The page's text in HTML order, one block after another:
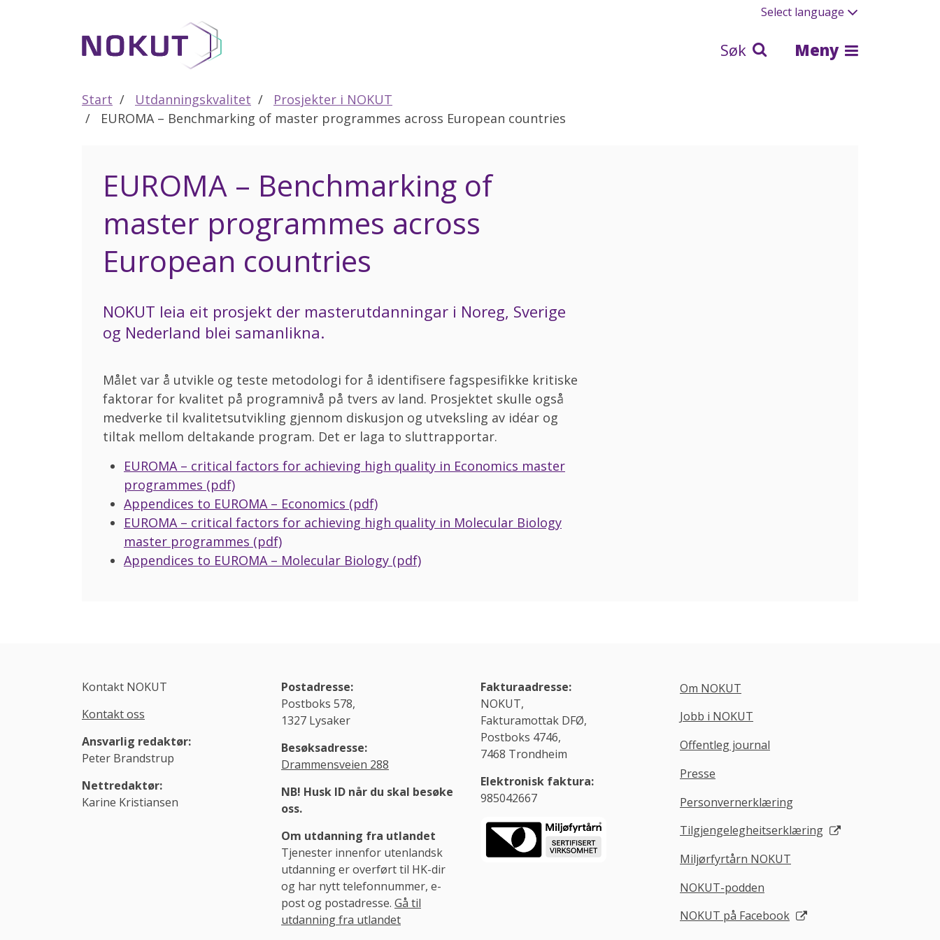
Select language
Søk Meny
Start Utdanningskvalitet
Prosjekter i NOKUT
EUROMA – Benchmarking of master programmes across European countries
EUROMA – Benchmarking of
master programmes across
European countries
NOKUT leia eit prosjekt der masterutdanningar i Noreg, Sverige
og Nederland blei samanlikna.
Målet var å utvikle og teste metodologi for å identifisere fagspesifikke kritiske
faktorar for kvalitet på programnivå på tvers av land. Prosjektet skulle også
medverke til kvalitetsutvikling gjennom diskusjon og utveksling av idéar og
tiltak mellom deltakande program. Det er laga to sluttrapportar.
EUROMA – critical factors for achieving high quality in Economics master
programmes (pdf)
Appendices to EUROMA – Economics (pdf)
EUROMA – critical factors for achieving high quality in Molecular Biology
master programmes (pdf)
Appendices to EUROMA – Molecular Biology (pdf)
Kontakt NOKUT
Kontakt oss
Ansvarlig redaktør:
Peter Brandstrup
Nettredaktør:
Karine Kristiansen
Postadresse:
Postboks 578,
1327 Lysaker
Besøksadresse:
Drammensveien 288
NB! Husk ID når du skal besøke
oss.
Om utdanning fra utlandet
Tjenester innenfor utenlandsk
utdanning er overført til HK-dir
og har nytt telefonnummer, e-
post og postadresse. Gå til
utdanning fra utlandet
Fakturaadresse:
NOKUT,
Fakturamottak DFØ,
Postboks 4746,
7468 Trondheim
Elektronisk faktura:
985042667
Om NOKUT
Jobb i NOKUT
Offentleg journal
Presse
Personvernerklæring
Tilgjengelegheitserklæring
Miljørfyrtårn NOKUT
NOKUT-podden
NOKUT på Facebook